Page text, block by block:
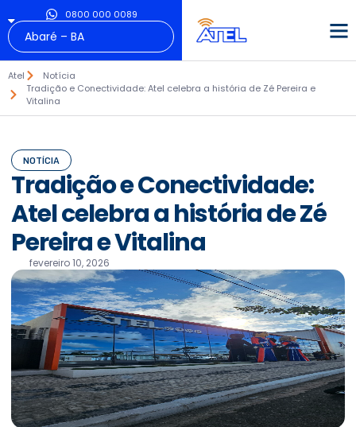
0800 000 0089
Atel
Notícia
Tradição e Conectividade: Atel celebra a história de Zé Pereira e
Vitalina
NOTÍCIA
Tradição e Conectividade:
Atel celebra a história de Zé
Pereira e Vitalina
fevereiro 10, 2026